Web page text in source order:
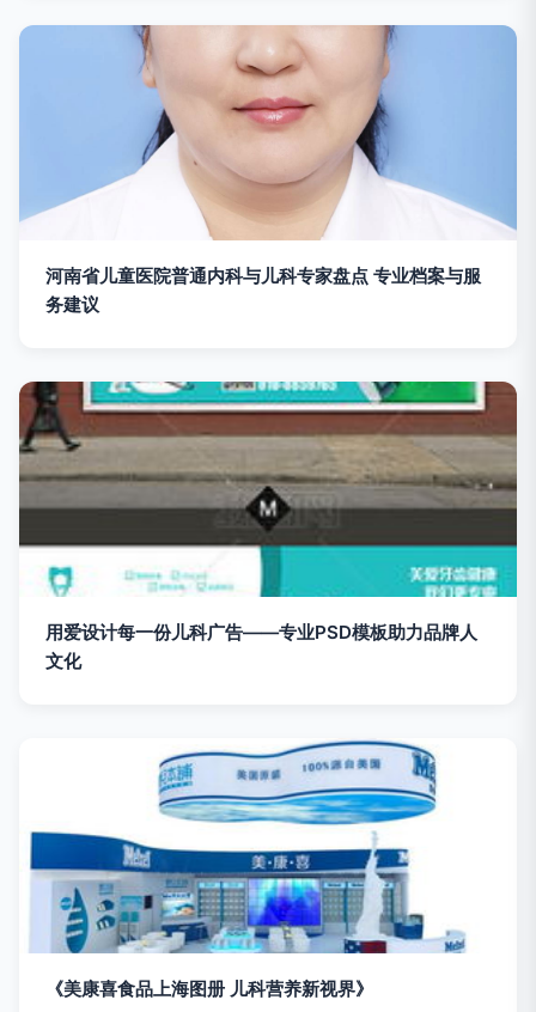
河南省儿童医院普通内科与儿科专家盘点 专业档案与服
务建议
用爱设计每一份儿科广告——专业PSD模板助力品牌人
文化
《美康喜食品上海图册 儿科营养新视界》